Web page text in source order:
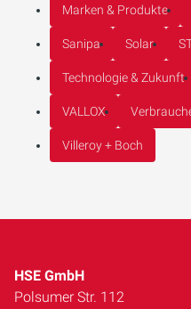
Marken & Produkte
Sanipa Solar
Technologie & Zukunft
VALLOX
Villeroy + Boch
HSE GmbH
Polsumer Str. 112